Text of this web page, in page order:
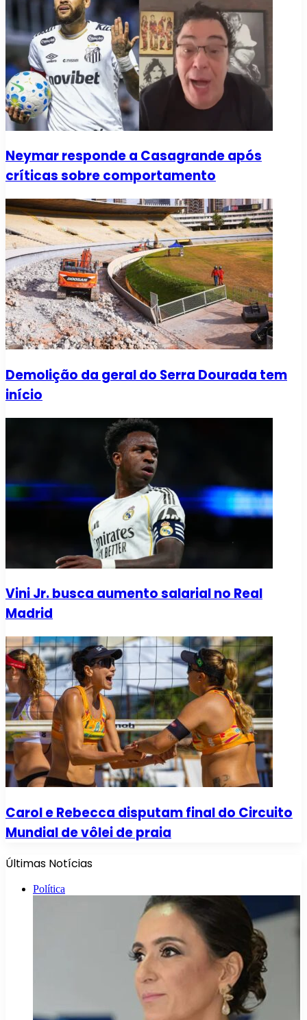
Neymar responde a Casagrande após
críticas sobre comportamento
Demolição da geral do Serra Dourada tem
início
Vini Jr. busca aumento salarial no Real
Madrid
Carol e Rebecca disputam final do Circuito
Mundial de vôlei de praia
Últimas Notícias
Política